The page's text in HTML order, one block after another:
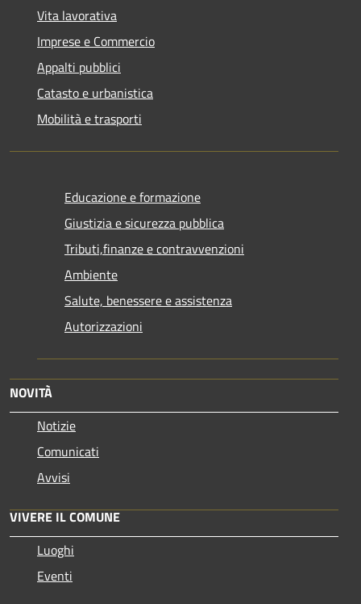
Vita lavorativa
Imprese e Commercio
Appalti pubblici
Catasto e urbanistica
Mobilità e trasporti
Educazione e formazione
Giustizia e sicurezza pubblica
Tributi,finanze e contravvenzioni
Ambiente
Salute, benessere e assistenza
Autorizzazioni
NOVITÀ
Notizie
Comunicati
Avvisi
VIVERE IL COMUNE
Luoghi
Eventi